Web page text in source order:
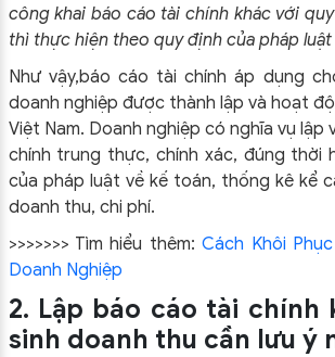
công khai báo cáo tài chính khác với
thì thực hiện theo quy định của pháp
Như vậy,báo cáo tài chínháp dụng
doanh nghiệp được thành lập và hoạt
Việt Nam. Doanh nghiệp có nghĩa vụ lập
chính trung thực, chính xác, đúng thời
của pháp luật về kế toán, thống kê kể
doanh thu, chi phí.
>>>>>>> Tìm hiểu thêm:Cách Khôi
Doanh Nghiệp
2. Lập báo cáo tài chính
sinh doanh thu cần lưu ý